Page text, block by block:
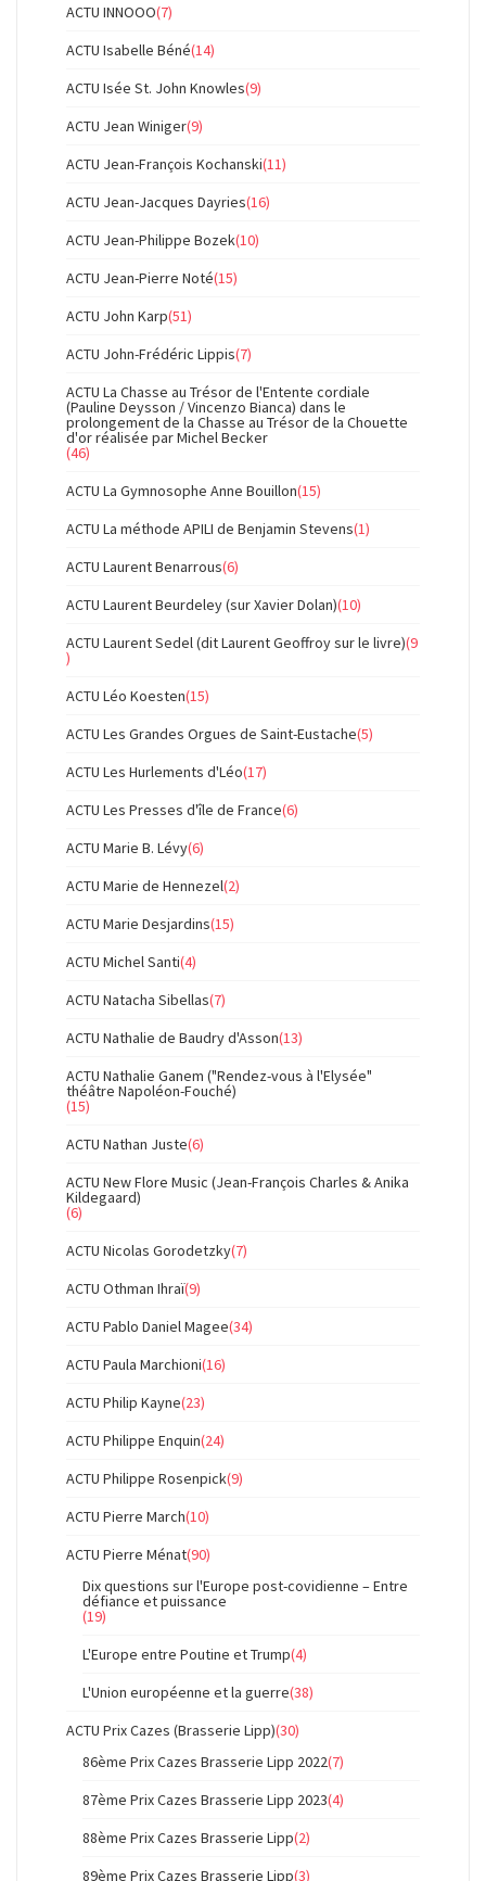
ACTU INNOOO(7)
ACTU Isabelle Béné(14)
ACTU Isée St. John Knowles(9)
ACTU Jean Winiger(9)
ACTU Jean-François Kochanski(11)
ACTU Jean-Jacques Dayries(16)
ACTU Jean-Philippe Bozek(10)
ACTU Jean-Pierre Noté(15)
ACTU John Karp(51)
ACTU John-Frédéric Lippis(7)
ACTU La Chasse au Trésor de l'Entente cordiale
(Pauline Deysson / Vincenzo Bianca) dans le
prolongement de la Chasse au Trésor de la Chouette
d'or réalisée par Michel Becker
(46)
ACTU La Gymnosophe Anne Bouillon(15)
ACTU La méthode APILI de Benjamin Stevens(1)
ACTU Laurent Benarrous(6)
ACTU Laurent Beurdeley (sur Xavier Dolan)(10)
ACTU Laurent Sedel (dit Laurent Geoffroy sur le livre)(9
)
ACTU Léo Koesten(15)
ACTU Les Grandes Orgues de Saint-Eustache(5)
ACTU Les Hurlements d'Léo(17)
ACTU Les Presses d'île de France(6)
ACTU Marie B. Lévy(6)
ACTU Marie de Hennezel(2)
ACTU Marie Desjardins(15)
ACTU Michel Santi(4)
ACTU Natacha Sibellas(7)
ACTU Nathalie de Baudry d'Asson(13)
ACTU Nathalie Ganem ("Rendez-vous à l'Elysée"
théâtre Napoléon-Fouché)
(15)
ACTU Nathan Juste(6)
ACTU New Flore Music (Jean-François Charles & Anika
Kildegaard)
(6)
ACTU Nicolas Gorodetzky(7)
ACTU Othman Ihraï(9)
ACTU Pablo Daniel Magee(34)
ACTU Paula Marchioni(16)
ACTU Philip Kayne(23)
ACTU Philippe Enquin(24)
ACTU Philippe Rosenpick(9)
ACTU Pierre March(10)
ACTU Pierre Ménat(90)
Dix questions sur l'Europe post-covidienne – Entre
défiance et puissance
(19)
L'Europe entre Poutine et Trump(4)
L'Union européenne et la guerre(38)
ACTU Prix Cazes (Brasserie Lipp)(30)
86ème Prix Cazes Brasserie Lipp 2022(7)
87ème Prix Cazes Brasserie Lipp 2023(4)
88ème Prix Cazes Brasserie Lipp(2)
89ème Prix Cazes Brasserie Lipp(3)